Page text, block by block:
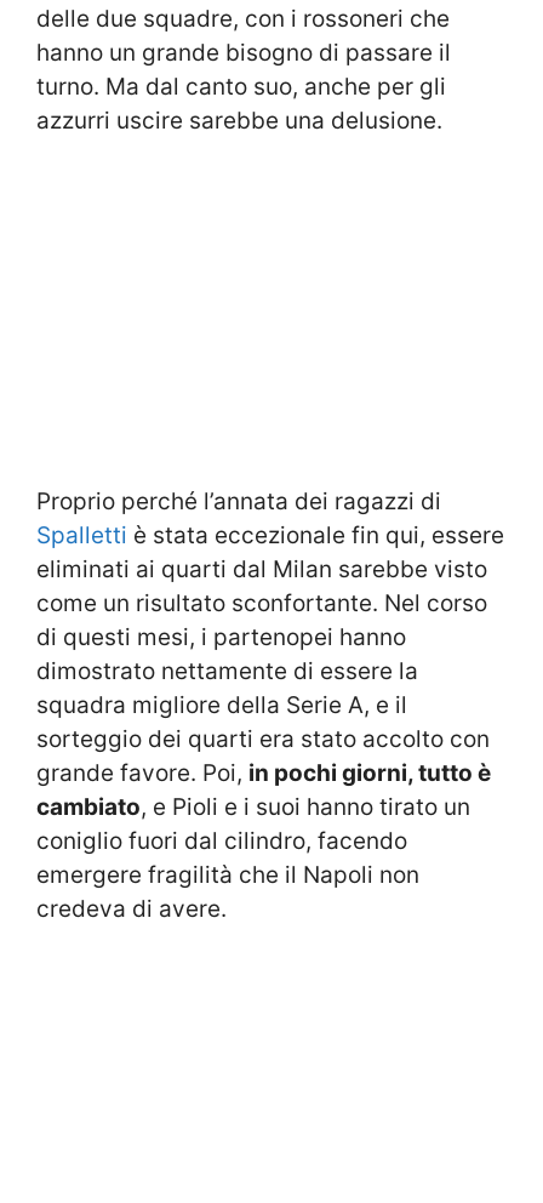
delle due squadre, con i rossoneri che
hanno un grande bisogno di passare il
turno. Ma dal canto suo, anche per gli
azzurri uscire sarebbe una delusione.
Proprio perché l’annata dei ragazzi di
Spalletti è stata eccezionale fin qui, essere
eliminati ai quarti dal Milan sarebbe visto
come un risultato sconfortante. Nel corso
di questi mesi, i partenopei hanno
dimostrato nettamente di essere la
squadra migliore della Serie A, e il
sorteggio dei quarti era stato accolto con
grande favore. Poi, in pochi giorni, tutto è
cambiato, e Pioli e i suoi hanno tirato un
coniglio fuori dal cilindro, facendo
emergere fragilità che il Napoli non
credeva di avere.